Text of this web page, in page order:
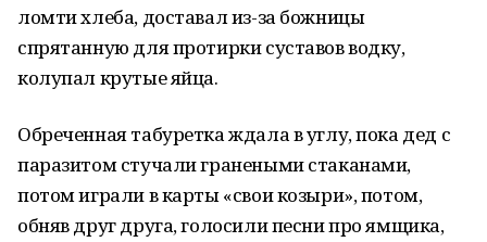
ломти хлеба, доставал из-за божницы
спрятанную для протирки суставов водку,
колупал крутые яйца.
Обреченная табуретка ждала в углу, пока дед с
паразитом стучали гранеными стаканами,
потом играли в карты «свои козыри», потом,
обняв друг друга, голосили песни про ямщика,